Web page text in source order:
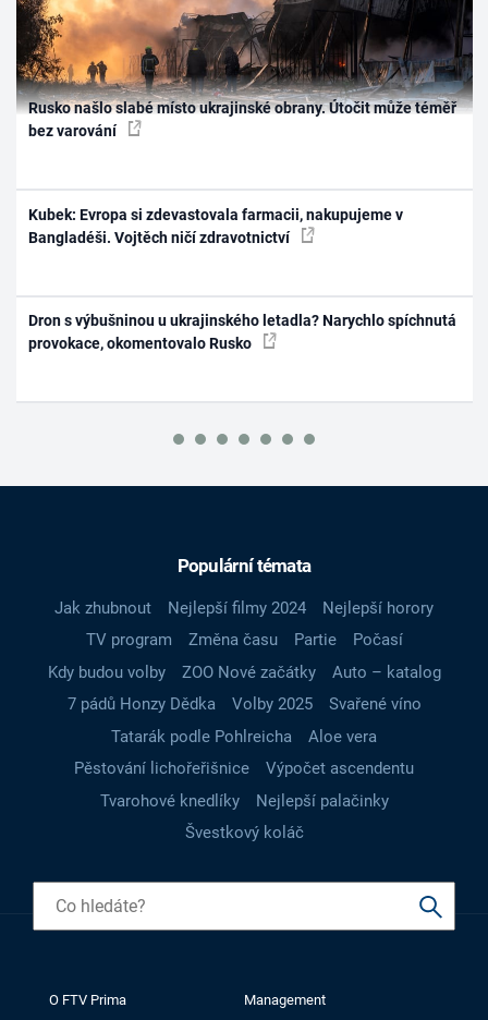
Rusko našlo slabé místo ukrajinské obrany. Útočit může téměř
bez varování
Kubek: Evropa si zdevastovala farmacii, nakupujeme v
Bangladéši. Vojtěch ničí zdravotnictví
Dron s výbušninou u ukrajinského letadla? Narychlo spíchnutá
provokace, okomentovalo Rusko
Populární témata
Jak zhubnout Nejlepší filmy 2024
Nejlepší horory
TV program
Změna času Partie
Počasí
Kdy budou volby
ZOO Nové začátky
Auto – katalog
7 pádů Honzy Dědka
Volby 2025
Svařené víno
Tatarák podle Pohlreicha
Aloe vera
Pěstování lichořeřišnice
Výpočet ascendentu
Tvarohové knedlíky
Nejlepší palačinky
Švestkový koláč
O FTV Prima Management